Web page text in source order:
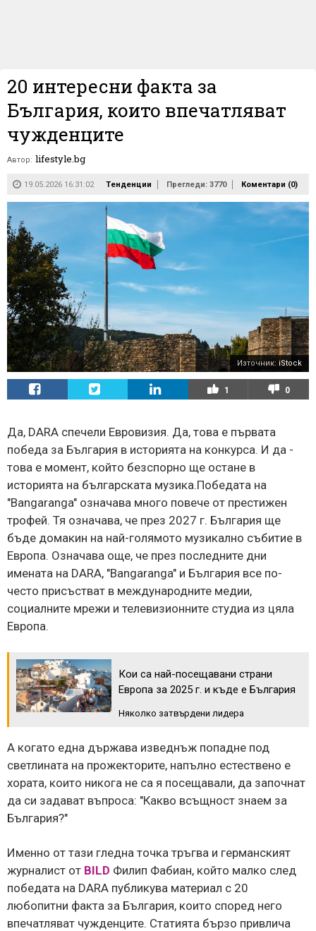
20 интересни факта за
България, които впечатляват
чужденците
Автор: lifestyle.bg
19.05.2026 16:31:02 Тенденции Прегледи: 3770 Коментари (0)
Източник: iStock
1 0
Да, DARA спечели Евровизия. Да, това е първата
победа за България в историята на конкурса. И да -
това е момент, който безспорно ще остане в
историята на българската музика.Победата на
"Bangaranga" означава много повече от престижен
трофей. Тя означава, че през 2027 г. България ще
бъде домакин на най-голямото музикално събитие в
Европа. Означава още, че през последните дни
имената на DARA, "Bangaranga" и България все по-
често присъстват в международните медии,
социалните мрежи и телевизионните студиа из цяла
Европа.
Кои са най-посещавани страни
Европа за 2025 г. и къде е България
Няколко затвърдени лидера
А когато една държава изведнъж попадне под
светлината на прожекторите, напълно естествено е
хората, които никога не са я посещавали, да започнат
да си задават въпроса: "Какво всъщност знаем за
България?"
Именно от тази гледна точка тръгва и германският
журналист от BILD Филип Фабиан, който малко след
победата на DARA публикува материал с 20
любопитни факта за България, които според него
впечатляват чужденците. Статията бързо привлича